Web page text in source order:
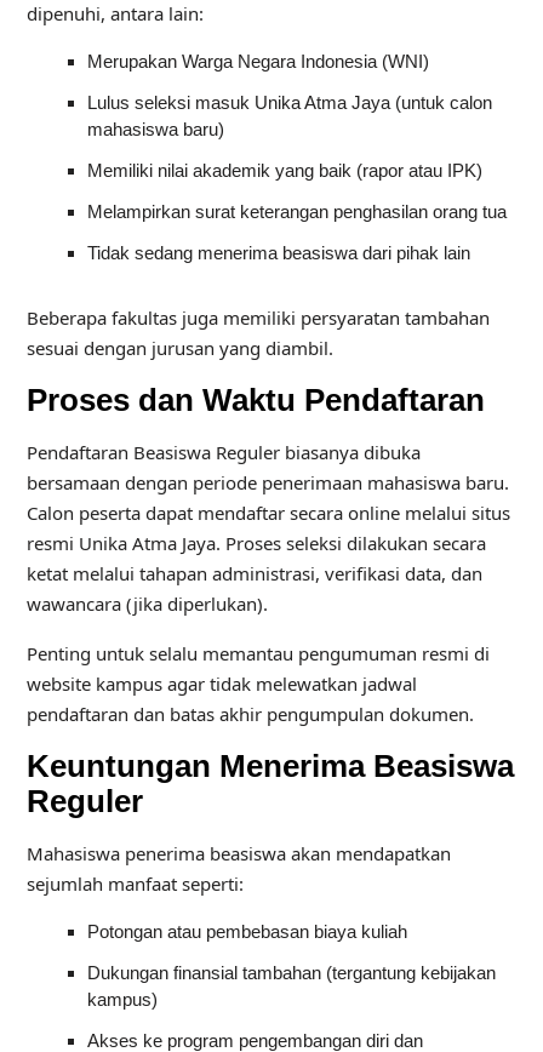
dipenuhi, antara lain:
Merupakan Warga Negara Indonesia (WNI)
Lulus seleksi masuk Unika Atma Jaya (untuk calon
mahasiswa baru)
Memiliki nilai akademik yang baik (rapor atau IPK)
Melampirkan surat keterangan penghasilan orang tua
Tidak sedang menerima beasiswa dari pihak lain
Beberapa fakultas juga memiliki persyaratan tambahan
sesuai dengan jurusan yang diambil.
Proses dan Waktu Pendaftaran
Pendaftaran Beasiswa Reguler biasanya dibuka
bersamaan dengan periode penerimaan mahasiswa baru.
Calon peserta dapat mendaftar secara online melalui situs
resmi Unika Atma Jaya. Proses seleksi dilakukan secara
ketat melalui tahapan administrasi, verifikasi data, dan
wawancara (jika diperlukan).
Penting untuk selalu memantau pengumuman resmi di
website kampus agar tidak melewatkan jadwal
pendaftaran dan batas akhir pengumpulan dokumen.
Keuntungan Menerima Beasiswa
Reguler
Mahasiswa penerima beasiswa akan mendapatkan
sejumlah manfaat seperti:
Potongan atau pembebasan biaya kuliah
Dukungan finansial tambahan (tergantung kebijakan
kampus)
Akses ke program pengembangan diri dan